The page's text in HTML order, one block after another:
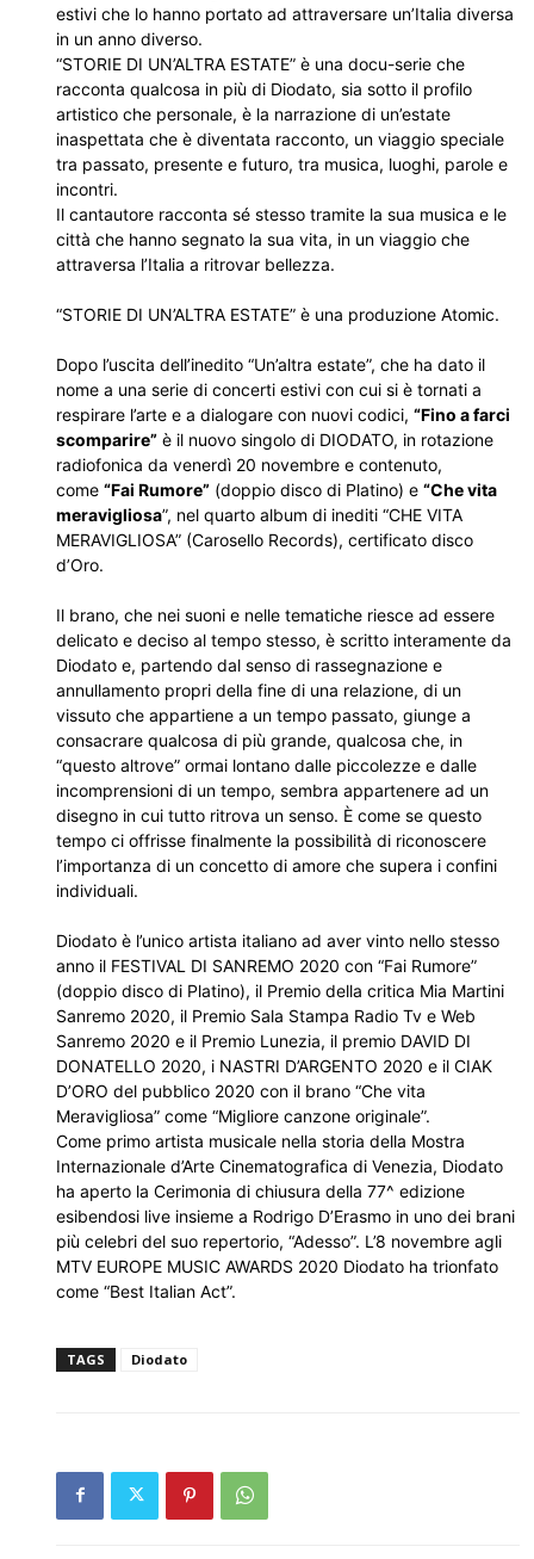
estivi che lo hanno portato ad attraversare un’Italia diversa
in un anno diverso.
“STORIE DI UN’ALTRA ESTATE” è una docu-serie che
racconta qualcosa in più di Diodato, sia sotto il profilo
artistico che personale, è la narrazione di un’estate
inaspettata che è diventata racconto, un viaggio speciale
tra passato, presente e futuro, tra musica, luoghi, parole e
incontri.
Il cantautore racconta sé stesso tramite la sua musica e le
città che hanno segnato la sua vita, in un viaggio che
attraversa l’Italia a ritrovar bellezza.
“STORIE DI UN’ALTRA ESTATE” è una produzione Atomic.
Dopo l’uscita dell’inedito “Un’altra estate”, che ha dato il
nome a una serie di concerti estivi con cui si è tornati a
respirare l’arte e a dialogare con nuovi codici, “Fino a farci
scomparire” è il nuovo singolo di DIODATO, in rotazione
radiofonica da venerdì 20 novembre e contenuto,
come “Fai Rumore” (doppio disco di Platino) e “Che vita
meravigliosa”, nel quarto album di inediti “CHE VITA
MERAVIGLIOSA” (Carosello Records), certificato disco
d’Oro.
Il brano, che nei suoni e nelle tematiche riesce ad essere
delicato e deciso al tempo stesso, è scritto interamente da
Diodato e, partendo dal senso di rassegnazione e
annullamento propri della fine di una relazione, di un
vissuto che appartiene a un tempo passato, giunge a
consacrare qualcosa di più grande, qualcosa che, in
“questo altrove” ormai lontano dalle piccolezze e dalle
incomprensioni di un tempo, sembra appartenere ad un
disegno in cui tutto ritrova un senso. È come se questo
tempo ci offrisse finalmente la possibilità di riconoscere
l’importanza di un concetto di amore che supera i confini
individuali.
Diodato è l’unico artista italiano ad aver vinto nello stesso
anno il FESTIVAL DI SANREMO 2020 con “Fai Rumore”
(doppio disco di Platino), il Premio della critica Mia Martini
Sanremo 2020, il Premio Sala Stampa Radio Tv e Web
Sanremo 2020 e il Premio Lunezia, il premio DAVID DI
DONATELLO 2020, i NASTRI D’ARGENTO 2020 e il CIAK
D’ORO del pubblico 2020 con il brano “Che vita
Meravigliosa” come “Migliore canzone originale”.
Come primo artista musicale nella storia della Mostra
Internazionale d’Arte Cinematografica di Venezia, Diodato
ha aperto la Cerimonia di chiusura della 77^ edizione
esibendosi live insieme a Rodrigo D’Erasmo in uno dei brani
più celebri del suo repertorio, “Adesso”. L’8 novembre agli
MTV EUROPE MUSIC AWARDS 2020 Diodato ha trionfato
come “Best Italian Act”.
TAGS Diodato